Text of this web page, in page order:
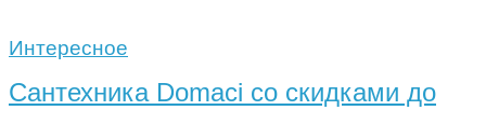
Интересное
Сантехника Domaci со скидками до